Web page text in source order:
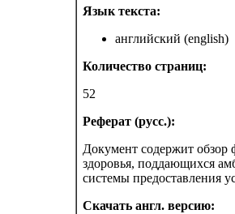
Язык текста:
английский (english)
Количество страниц:
52
Реферат (русс.):
Документ содержит обзор
здоровья, поддающихся
системы предоставления
Скачать англ. версию: